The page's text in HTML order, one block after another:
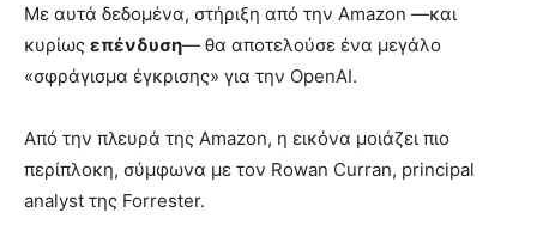
Με αυτά δεδομένα, στήριξη από την Amazon —και
κυρίως επένδυση— θα αποτελούσε ένα μεγάλο
«σφράγισμα έγκρισης» για την OpenAI.
Από την πλευρά της Amazon, η εικόνα μοιάζει πιο
περίπλοκη, σύμφωνα με τον Rowan Curran, principal
analyst της Forrester.